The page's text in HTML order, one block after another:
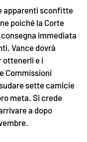
apparenti sconfitte
poiché la Corte
immediata
Vance dovrà
ottenerli e i
Commissioni
sette camicie
meta. Si crede
a dopo